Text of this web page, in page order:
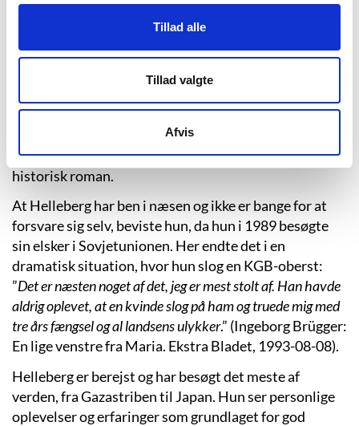
Tillad alle
Tillad valgte
Afvis
I 1992-93 bestred Helleberg formandsposten i Dansk
Forfatterforenings skønlitterære gruppe, og gennem
årene har hun skrevet for forskellige dagblade, som
BT, Berlingske Tidende og Det Fri Aktuelt.
hun elsker for de store følelser. Derudover dykker hun,
naturligt for hendes virke, grundigt ned i masser af
research og litteratur, når hun skriver på en ny
historisk roman.
At Helleberg har ben i næsen og ikke er bange for at
forsvare sig selv, beviste hun, da hun i 1989 besøgte
sin elsker i Sovjetunionen. Her endte det i en
dramatisk situation, hvor hun slog en KGB-oberst:
”Det er næsten noget af det, jeg er mest stolt af. Han havde
aldrig oplevet, at en kvinde slog på ham og truede mig med
tre års fængsel og al landsens ulykker.” (Ingeborg Brügger:
En lige venstre fra Maria. Ekstra Bladet, 1993-08-08).
Helleberg er berejst og har besøgt det meste af
verden, fra Gazastriben til Japan. Hun ser personlige
oplevelser og erfaringer som grundlaget for god